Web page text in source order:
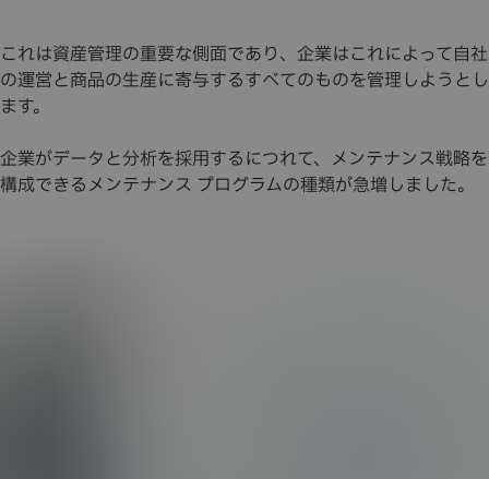
これは資産管理の重要な側面であり、企業はこれによって自社
の運営と商品の生産に寄与するすべてのものを管理しようとし
ます。
企業がデータと分析を採用するにつれて、メンテナンス戦略を
構成できるメンテナンス プログラムの種類が急増しました。